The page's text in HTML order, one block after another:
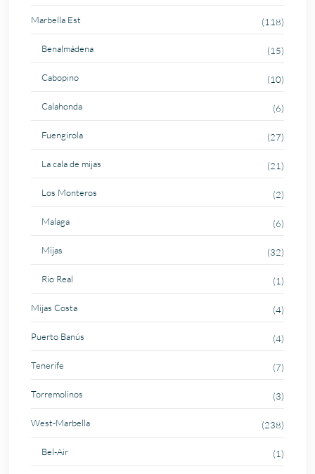
Marbella Est (118)
Benalmádena (15)
Cabopino (10)
Calahonda (6)
Fuengirola (27)
La cala de mijas (21)
Los Monteros (2)
Malaga (6)
Mijas (32)
Rio Real (1)
Mijas Costa (4)
Puerto Banús (4)
Tenerife (7)
Torremolinos (3)
West-Marbella (238)
Bel-Air (1)